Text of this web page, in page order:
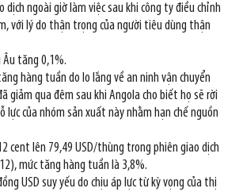
ngoài giờ làm việc sau khi công ty điều chỉnh
với lý do thận trọng của người tiêu dùng thận
Âu tăng 0,1%.
hàng tuần do lo lắng về an ninh vận chuyển
giảm qua đêm sau khi Angola cho biết họ sẽ rời
lực của nhóm sản xuất này nhằm hạn chế nguồn
cent lên 79,49 USD/thùng trong phiên giao dịch
mức tăng hàng tuần là 3,8%.
USD suy yếu do chịu áp lực từ kỳ vọng của thị